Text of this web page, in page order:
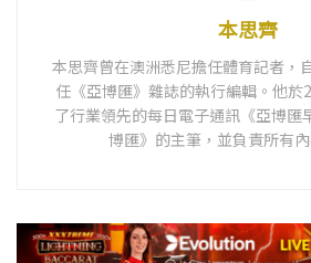
本思齊
本思齊曾在澳洲悉尼擔任體育記者，
任《亞博匯》雜誌的執行編輯。他於
了行業領先的每日電子通訊《亞博匯
博匯》的主筆，並負責所有